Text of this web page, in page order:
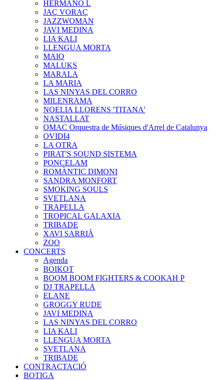
HERMANO L
JAÇ VORAÇ
JAZZWOMAN
JAVI MEDINA
LIA KALI
LLENGUA MORTA
MAIO
MALUKS
MARALA
LA MARIA
LAS NINYAS DEL CORRO
MILENRAMA
NOELIA LLORENS 'TITANA'
NASTALLAT
OMAC Orquestra de Músiques d'Arrel de Catalunya
OVIDI4
LA OTRA
PIRAT'S SOUND SISTEMA
PONCELAM
ROMÀNTIC DIMONI
SANDRA MONFORT
SMOKING SOULS
SVETLANA
TRAPELLA
TROPICAL GALAXIA
TRIBADE
XAVI SARRIÀ
ZOO
CONCERTS
Agenda
BOIKOT
BOOM BOOM FIGHTERS & COOKAH P
DJ TRAPELLA
ELANE
GROGGY RUDE
JAVI MEDINA
LAS NINYAS DEL CORRO
LIA KALI
LLENGUA MORTA
SVETLANA
TRIBADE
CONTRACTACIÓ
BOTIGA